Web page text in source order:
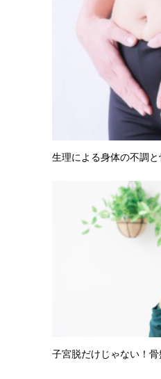
生理による身体の不調
子宮脱だけじゃない！